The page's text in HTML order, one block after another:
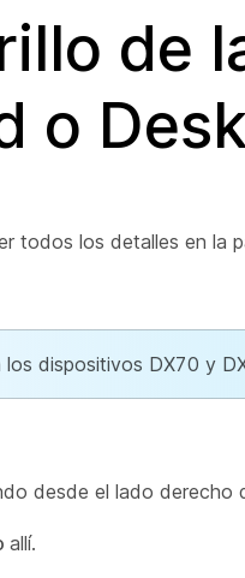
de
o
todos los detalles en la
dispositivos DX70 y
desde el lado derecho
allí.